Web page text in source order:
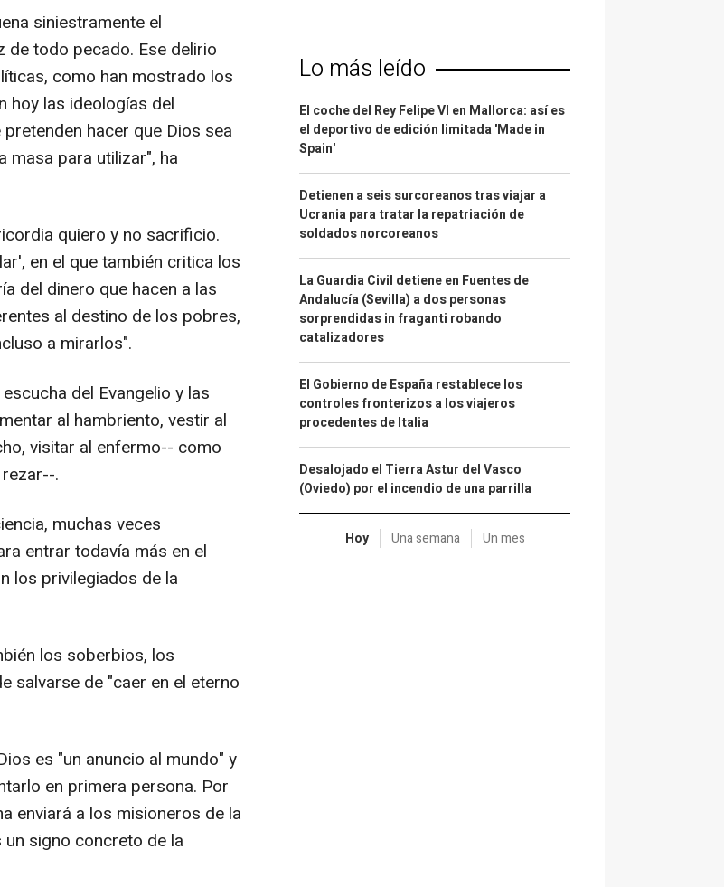
siniestramente el
de todo pecado. Ese delirio
como han mostrado los
hoy las ideologías del
hacer que Dios sea
masa para utilizar", ha
quiero y no sacrificio.
en el que también critica los
del dinero que hacen a las
al destino de los pobres,
a mirarlos".
del Evangelio y las
al hambriento, vestir al
visitar al enfermo-- como
.
muchas veces
entrar todavía más en el
los privilegiados de la
los soberbios, los
salvarse de "caer en el eterno
es "un anuncio al mundo" y
en primera persona. Por
enviará a los misioneros de la
signo concreto de la
Lo más leído
El coche del Rey Felipe VI en Mallorca: así es
el deportivo de edición limitada 'Made in
Spain'
Detienen a seis surcoreanos tras viajar a
Ucrania para tratar la repatriación de
soldados norcoreanos
La Guardia Civil detiene en Fuentes de
Andalucía (Sevilla) a dos personas
sorprendidas in fraganti robando
catalizadores
El Gobierno de España restablece los
controles fronterizos a los viajeros
procedentes de Italia
Desalojado el Tierra Astur del Vasco
(Oviedo) por el incendio de una parrilla
Hoy Una semana Un mes